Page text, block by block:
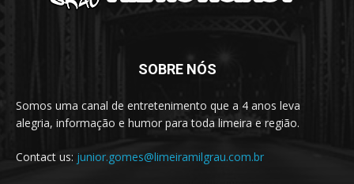
SOBRE NÓS
Somos uma canal de entretenimento que a 4 anos leva
alegria, informação e humor para toda limeira e região.
Contact us: junior.gomes@limeiramilgrau.com.br